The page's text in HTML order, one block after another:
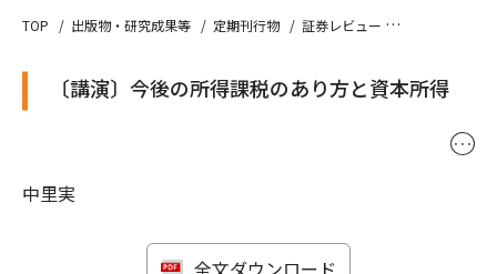
TOP 出版物・研究成果等 定期刊行物 証券レビュー
〔講演〕今後の所得課税のあり方と資本所得
･･･
中里実
全文ダウンロード